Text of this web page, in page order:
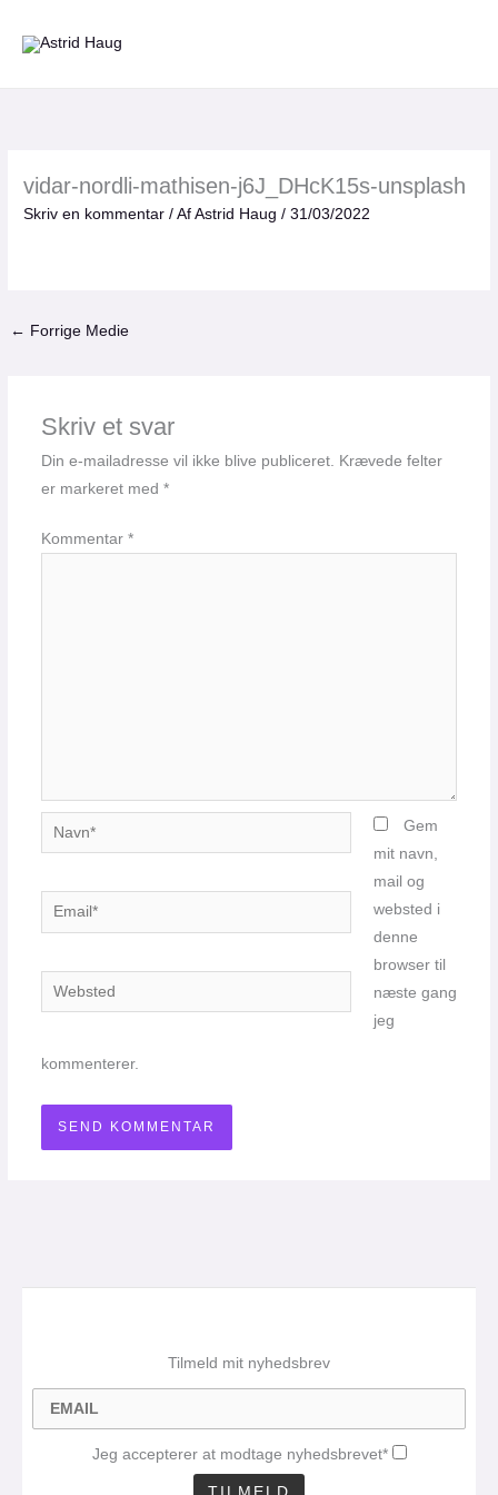
vidar-nordli-mathisen-j6J_DHcK15s-unsplash
Skriv en kommentar / AfAstrid Haug/31/03/2022
← Forrige Medie
Skriv et svar
Din e-mailadresse vil ikke blive publiceret. Krævede felter
er markeret med *
Kommentar *
Navn*
Email*
Websted
Gem
mit navn,
mail og
websted i
denne
browser til
næste gang
jeg
kommenterer.
Tilmeld mit nyhedsbrev
Jeg accepterer at modtage nyhedsbrevet*